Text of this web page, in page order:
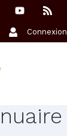
Connexion